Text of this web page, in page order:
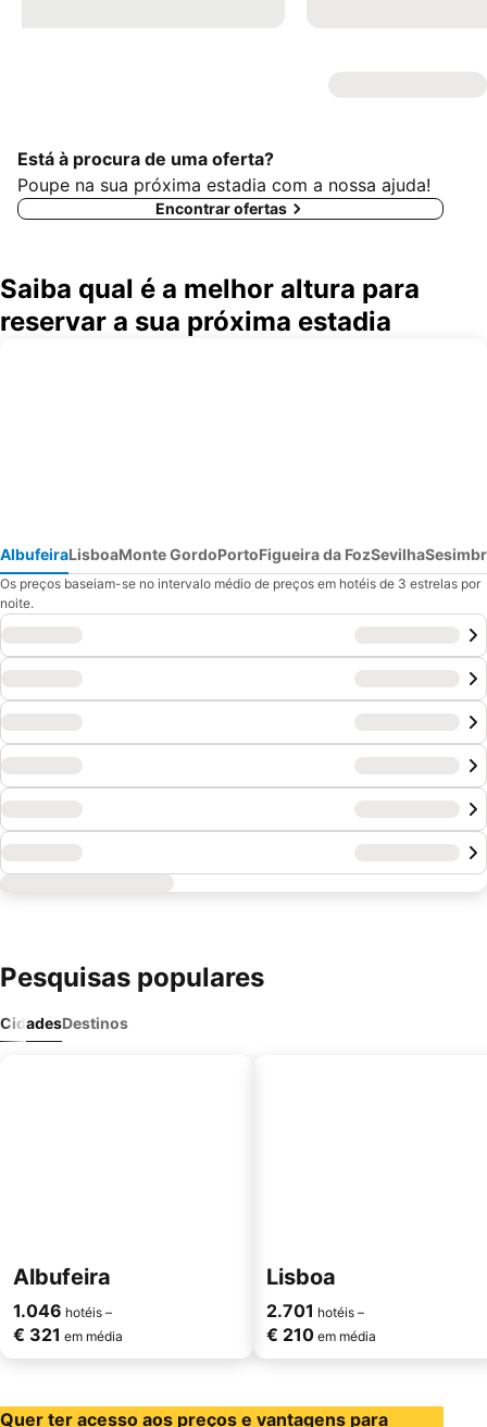
Está à procura de uma oferta?
Poupe na sua próxima estadia com a nossa ajuda!
Encontrar ofertas
Saiba qual é a melhor altura para
reservar a sua próxima estadia
AlbufeiraLisboaMonte GordoPortoFigueira da FozSevilha
Os preços baseiam-se no intervalo médio de preços em hotéis de 3 estrelas por
noite.
Pesquisas populares
CidadesDestinos
Albufeira
1.046 hotéis –
€ 321 em média
Lisboa
2.701 hotéis –
€ 210 em média
Quer ter acesso aos preços e vantagens para